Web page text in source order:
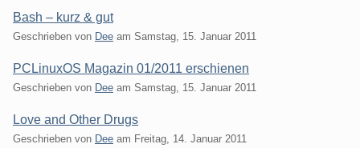
Bash – kurz & gut
Geschrieben von Dee am Samstag, 15. Januar 2011
PCLinuxOS Magazin 01/2011 erschienen
Geschrieben von Dee am Samstag, 15. Januar 2011
Love and Other Drugs
Geschrieben von Dee am Freitag, 14. Januar 2011